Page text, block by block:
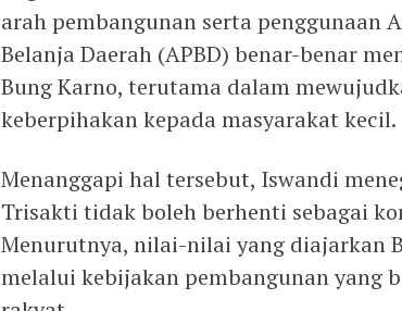
arah pembangunan serta penggunaan
Belanja Daerah (APBD) benar-benar
Bung Karno, terutama dalam
keberpihakan kepada masyarakat kecil.
Menanggapi hal tersebut, Iswandi
Trisakti tidak boleh berhenti sebagai
Menurutnya, nilai-nilai yang diajarkan
melalui kebijakan pembangunan yang